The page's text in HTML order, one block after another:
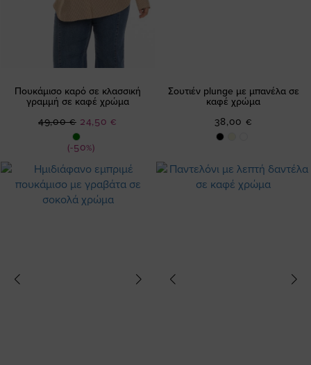
Πουκάμισο καρό σε κλασσική
γραμμή σε καφέ χρώμα
(-50%)
Ειδική
Τιμή
24,50 €
49,00 €
Σουτιέν plunge με μπανέλα σε
καφέ χρώμα
38,00 €